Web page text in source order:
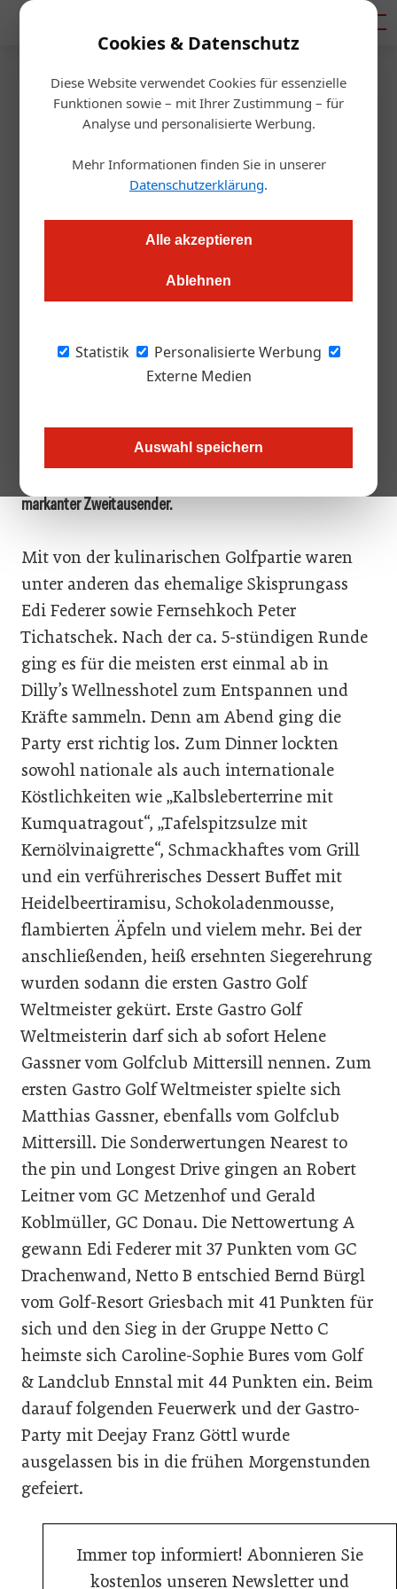
Cookies & Datenschutz
Diese Website verwendet Cookies für essenzielle
Funktionen sowie – mit Ihrer Zustimmung – für
Analyse und personalisierte Werbung.
Mehr Informationen finden Sie in unserer
Datenschutzerklärung.
Alle akzeptieren
Ablehnen
Statistik
Personalisierte Werbung
Externe Medien
Auswahl speichern
Startseite/Gastro & Hotel
1. Gastro Golf
Weltmeisterschaft
WINDISCHGARSTEN. Der zweite Anlauf zur ersten Gastro
Golf Weltmeisterschaft am Golfplatz Windischgarsten
schlechten Wetters verschoben werden) ging bei
Kaiserwetter und angenehmen Herbsttemperaturen über die
Bühne. Gut 70 Golfer aus Küche und Keller sowie Ehrengäste
das Tablett, die Sprungski oder den Terminplaner gegen
einen Golfschläger ein und drehten eine genüssliche Runde
markanter Zweitausender.
Mit von der kulinarischen Golfpartie waren
unter anderen das ehemalige Skisprungass
Edi Federer sowie Fernsehkoch Peter
Tichatschek. Nach der ca. 5-stündigen Runde
ging es für die meisten erst einmal ab in
Dilly’s Wellnesshotel zum Entspannen und
Kräfte sammeln. Denn am Abend ging die
Party erst richtig los. Zum Dinner lockten
sowohl nationale als auch internationale
Köstlichkeiten wie „Kalbsleberterrine mit
Kumquatragout“, „Tafelspitzsulze mit
Kernölvinaigrette“, Schmackhaftes vom Grill
und ein verführerisches Dessert Buffet mit
Heidelbeertiramisu, Schokoladenmousse,
flambierten Äpfeln und vielem mehr. Bei der
anschließenden, heiß ersehnten Siegerehrung
wurden sodann die ersten Gastro Golf
Weltmeister gekürt. Erste Gastro Golf
Weltmeisterin darf sich ab sofort Helene
Gassner vom Golfclub Mittersill nennen. Zum
ersten Gastro Golf Weltmeister spielte sich
Matthias Gassner, ebenfalls vom Golfclub
Mittersill. Die Sonderwertungen Nearest to
the pin und Longest Drive gingen an Robert
Leitner vom GC Metzenhof und Gerald
Koblmüller, GC Donau. Die Nettowertung A
gewann Edi Federer mit 37 Punkten vom GC
Drachenwand, Netto B entschied Bernd Bürgl
vom Golf-Resort Griesbach mit 41 Punkten für
sich und den Sieg in der Gruppe Netto C
heimste sich Caroline-Sophie Bures vom Golf
& Landclub Ennstal mit 44 Punkten ein. Beim
darauf folgenden Feuerwerk und der Gastro-
Party mit Deejay Franz Göttl wurde
ausgelassen bis in die frühen Morgenstunden
gefeiert.
Immer top informiert! Abonnieren Sie
kostenlos unseren Newsletter und